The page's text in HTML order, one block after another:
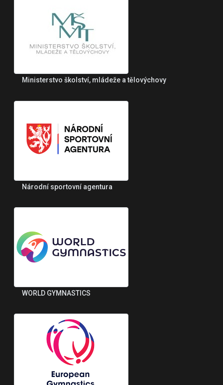
Ministerstvo školství, mládeže a tělovýchovy
Národní sportovní agentura
WORLD GYMNASTICS